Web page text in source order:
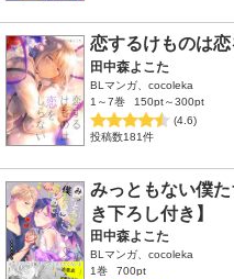
恋するけものは
田中森よこた
BLマンガ、cocoleka
1～7巻
150pt～300pt
(4.6)
投稿数181件
みっともない僕
き下ろし付き】
田中森よこた
BLマンガ、cocoleka
1巻
700pt